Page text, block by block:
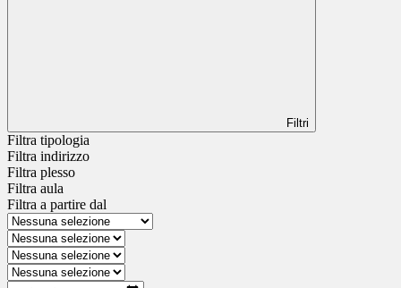
Filtri
Filtra tipologia
Filtra indirizzo
Filtra plesso
Filtra aula
Filtra a partire dal